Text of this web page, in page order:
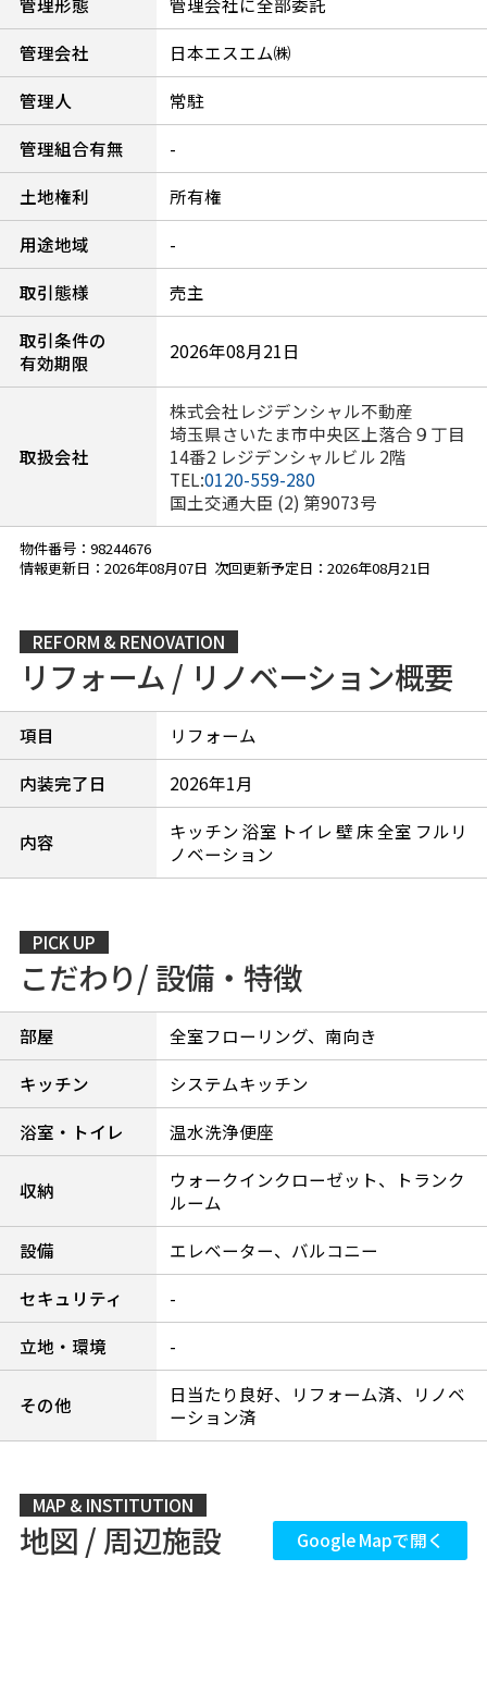
管理会社
日本エスエム㈱
管理人
常駐
管理組合有無
-
土地権利
所有権
用途地域
-
取引態様
売主
取引条件の
有効期限
2026年08月21日
取扱会社
株式会社レジデンシャル不動産
埼玉県さいたま市中央区上落合９丁目
14番2 レジデンシャルビル 2階
TEL:0120-559-280
国土交通大臣 (2) 第9073号
物件番号：98244676
情報更新日：2026年08月07日 次回更新予定日：2026年08月21日
REFORM & RENOVATION
リフォーム / リノベーション概要
項目
リフォーム
内装完了日
2026年1月
内容
キッチン 浴室 トイレ 壁 床 全室 フルリ
ノベーション
PICK UP
こだわり/ 設備・特徴
部屋
全室フローリング、南向き
キッチン
システムキッチン
浴室・トイレ
温水洗浄便座
収納
ウォークインクローゼット、トランク
ルーム
設備
エレベーター、バルコニー
セキュリティ
-
立地・環境
-
その他
日当たり良好、リフォーム済、リノベ
ーション済
MAP & INSTITUTION
地図 / 周辺施設 Google Mapで開く